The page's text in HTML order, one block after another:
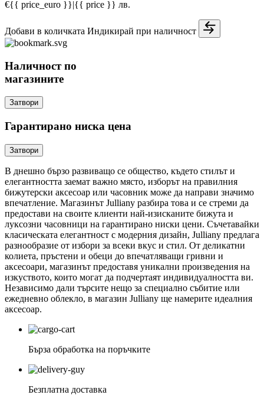
€{{ price_euro }}|{{ price }} лв.
Добави в количката Индикирай при наличност
Наличност по
магазините
Затвори
Гарантирано ниска цена
Затвори
В днешно бързо развиващо се общество, където стилът и
елегантността заемат важно място, изборът на правилния
бижутерски аксесоар или часовник може да направи значимо
впечатление. Магазинът Julliany разбира това и се стреми да
предостави на своите клиенти най-изисканите бижута и
луксозни часовници на гарантирано ниски цени. Съчетавайки
класическата елегантност с модерния дизайн, Julliany предлага
разнообразие от избори за всеки вкус и стил. От деликатни
колиета, пръстени и обеци до впечатляващи гривни и
аксесоари, магазинът предоставя уникални произведения на
изкуството, които могат да подчертаят индивидуалността ви.
Независимо дали търсите нещо за специално събитие или
ежедневно облекло, в магазин Julliany ще намерите идеалния
аксесоар.
Бърза обработка на поръчките
Безплатна доставка